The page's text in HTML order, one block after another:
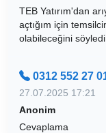
TEB Yatırım'dan
açtığım için
olabileceğini söyledi.
0312 552 27
27.07.2025 17:21
Anonim
Cevaplama